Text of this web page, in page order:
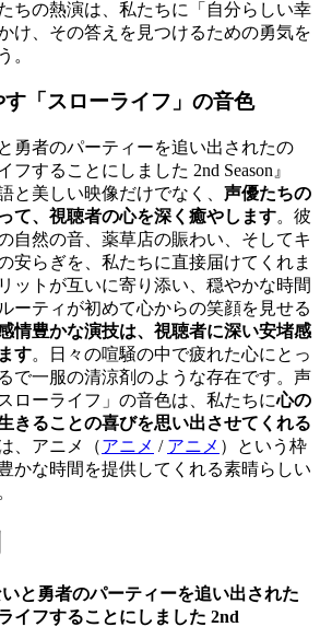
ちの熱演は、私たちに「自分らしい幸
け、その答えを見つけるための勇気を
。
「スローライフ」の音色
勇者のパーティーを追い出されたの
することにしました 2nd Season』
と美しい映像だけでなく、 声優たちの
て、視聴者の心を深く癒やします。彼
自然の音、薬草店の賑わい、そしてキ
安らぎを、私たちに直接届けてくれま
ットが互いに寄り添い、穏やかな時間
ーティが初めて心からの笑顔を見せる
情豊かな演技は、視聴者に深い安堵感
す。日々の喧騒の中で疲れた心にとっ
で一服の清涼剤のような存在です。声
ローライフ」の音色は、私たちに心の
きることの喜びを思い出させてくれる
、 アニメ（アニメ / アニメ ）
という枠
かな時間を提供してくれる素晴らしい
と勇者のパーティーを追い出された
イフすることにしました 2nd